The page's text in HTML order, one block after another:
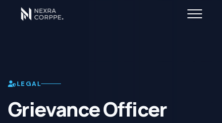
LEGAL
Grievance Officer